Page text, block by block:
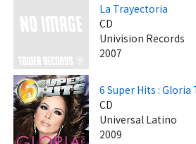
La Trayectoria
CD
Univision Records
2007
6 Super Hits : Gloria
CD
Universal Latino
2009